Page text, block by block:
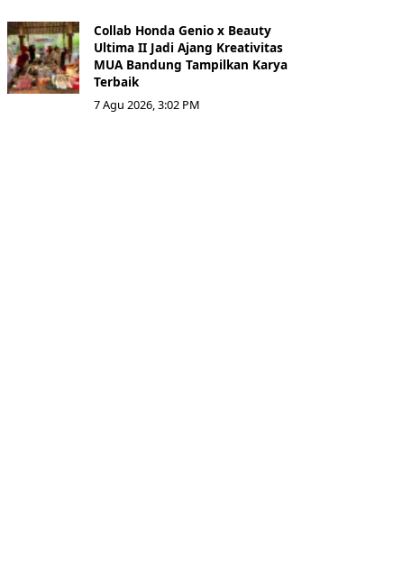
Collab Honda Genio x Beauty
Ultima II Jadi Ajang Kreativitas
MUA Bandung Tampilkan Karya
Terbaik
7 Agu 2026, 3:02 PM